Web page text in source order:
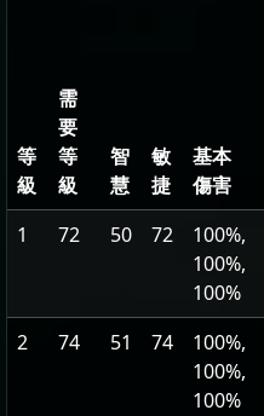
等
級
需
要
等
級
智
慧
敏
捷
基本
傷害
1
72 50 72
100%,
100%,
100%
2 74 51 74
100%,
100%,
100%